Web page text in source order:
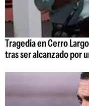
Tragedia en Cerro
tras ser alcanzado por